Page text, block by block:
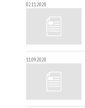
02.11.2020
11.09.2020